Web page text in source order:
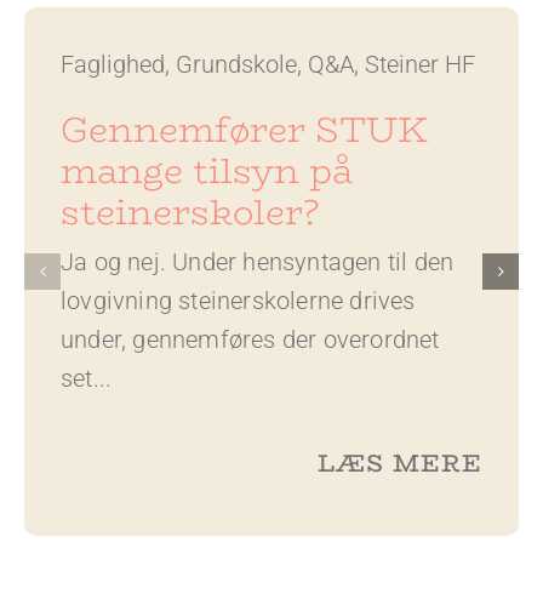
Faglighed, Grundskole, Q&A, Steiner HF
Gennemfører STUK
mange tilsyn på
steinerskoler?
Ja og nej. Under hensyntagen til den
lovgivning steinerskolerne drives
under, gennemføres der overordnet
set...
LÆS MERE